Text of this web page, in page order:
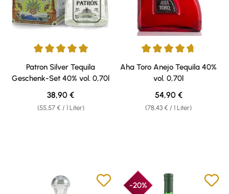
Durchschnittliche Bewertung von 5 von 5 Sternen
Patron Silver Tequila
Geschenk-Set 40% vol. 0,70l
(55,57 € / 1 Liter)
Regulärer Preis:
38,90 €
Durchschnittliche Bewertung
Aha Toro Anejo Tequila 40%
vol. 0,70l
(78,43 € / 1 Liter)
Regulärer Preis:
54,90 €
-20%